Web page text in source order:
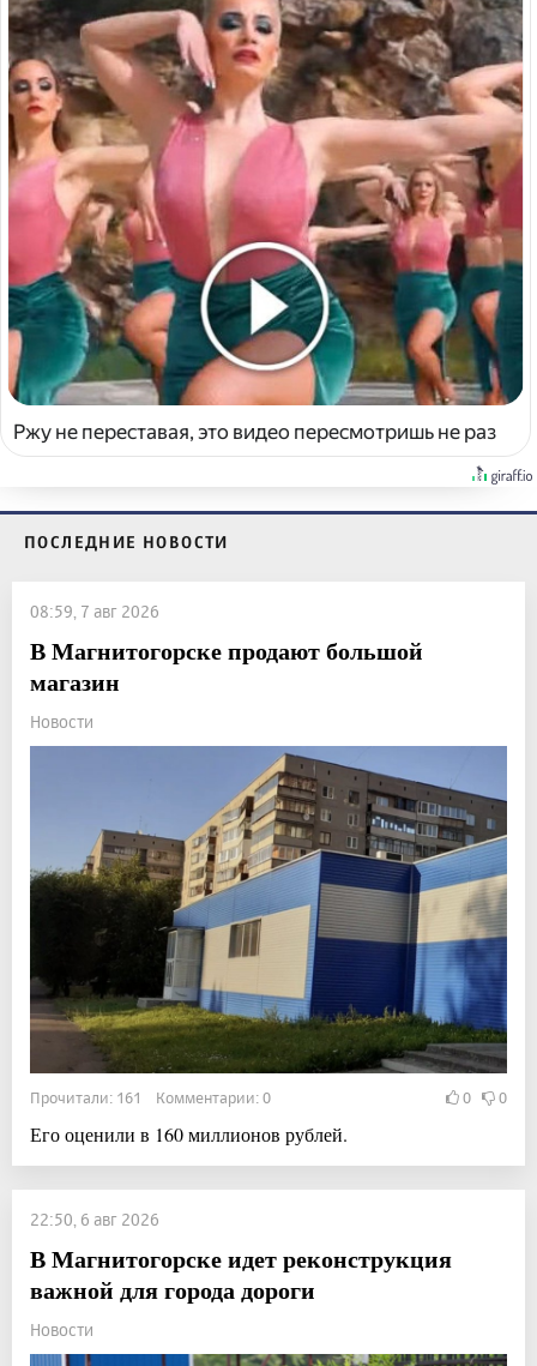
Ржу не переставая, это видео пересмотришь не раз
ПОСЛЕДНИЕ НОВОСТИ
08:59, 7 авг 2026
В Магнитогорске продают большой
магазин
Новости
Прочитали: 161 Комментарии: 0 0 0
Его оценили в 160 миллионов рублей.
22:50, 6 авг 2026
В Магнитогорске идет реконструкция
важной для города дороги
Новости